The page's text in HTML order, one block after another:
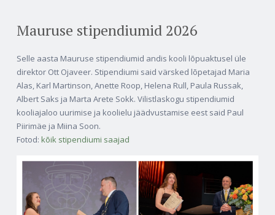
Mauruse stipendiumid 2026
Selle aasta Mauruse stipendiumid andis kooli lõpuaktusel üle
direktor Ott Ojaveer. Stipendiumi said värsked lõpetajad Maria
Alas, Karl Martinson, Anette Roop, Helena Rull, Paula Russak,
Albert Saks ja Marta Arete Sokk. Vilistlaskogu stipendiumid
kooliajaloo uurimise ja koolielu jäädvustamise eest said Paul
Piirimäe ja Miina Soon.
Fotod: kõik stipendiumi saajad